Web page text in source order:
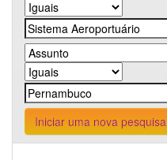
Iniciar uma nova pesquisa